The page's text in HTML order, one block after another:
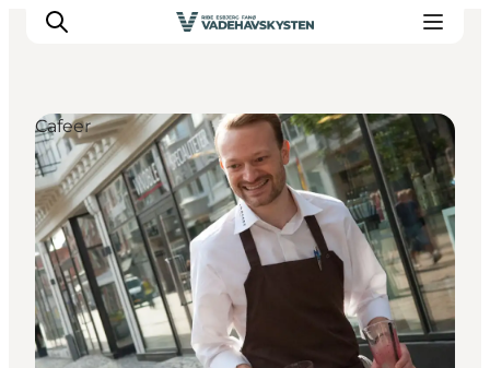
Oplev Ribe
Oplev Esbjerg
Oplev Fanø
Oplev Mandø
Oplev Vadehavet
Det Sker
Cafeer